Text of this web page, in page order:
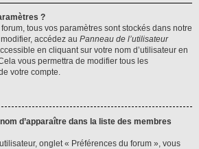
?
tous vos paramètres sont stockés dans notre
accédez au Panneau de l’utilisateur
en cliquant sur votre nom d’utilisateur en
vous permettra de modifier tous les
votre compte.
d’apparaître dans la liste des membres
onglet « Préférences du forum », vous